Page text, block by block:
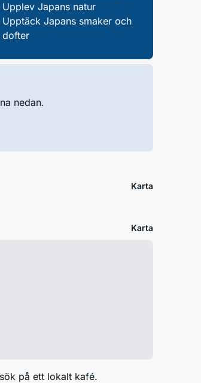
Upplev Japans natur
Upptäck Japans smaker och
dofter
nedan.
Karta
Karta
på ett lokalt kafé.